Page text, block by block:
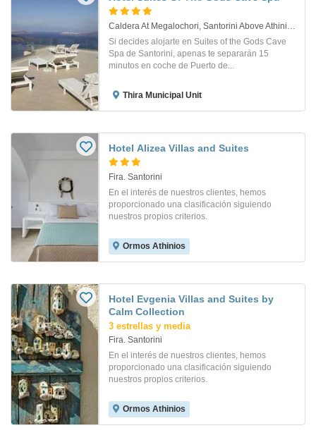
Caldera At Megalochori, Santorini Above Athinios Fira Town 84700 Greece. Fira Town
Si decides alojarte en Suites of the Gods Cave
Spa de Santorini, apenas te separarán 15
minutos en coche de Puerto de...
Thira Municipal Unit
Hotel Alizea Villas and Suites
Fira. Santorini
En el interés de nuestros clientes, hemos
proporcionado una clasificación siguiendo
nuestros propios criterios.
Ormos Athinios
Hotel Evgenia Villas and Suites by
Calm Collection
3 estrellas y media
Fira. Santorini
En el interés de nuestros clientes, hemos
proporcionado una clasificación siguiendo
nuestros propios criterios.
Ormos Athinios